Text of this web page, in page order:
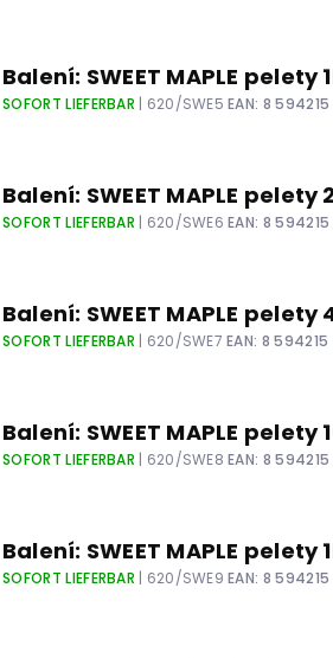
Balení: SWEET MAPLE pelety
SOFORT LIEFERBAR | 620/SWE5EAN: 8
Balení: SWEET MAPLE pelety
SOFORT LIEFERBAR | 620/SWE6EAN: 8 594215
Balení: SWEET MAPLE
SOFORT LIEFERBAR | 620/SWE7EAN: 8
Balení: SWEET MAPLE pelety
SOFORT LIEFERBAR | 620/SWE8EAN: 8
Balení: SWEET MAPLE pelety
SOFORT LIEFERBAR | 620/SWE9EAN: 8